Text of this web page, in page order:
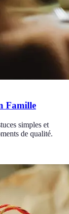
Famille
simples et
de qualité.